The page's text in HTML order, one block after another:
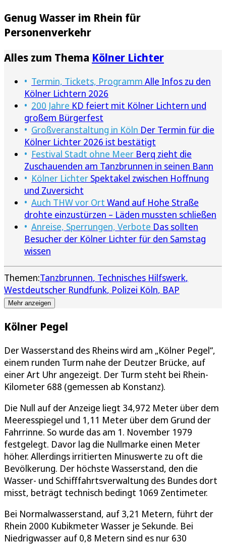
Genug Wasser im Rhein für
Personenverkehr
Alles zum Thema Kölner Lichter
Termin, Tickets, Programm Alle Infos zu den
Kölner Lichtern 2026
200 Jahre KD feiert mit Kölner Lichtern und
großem Bürgerfest
Großveranstaltung in Köln Der Termin für die
Kölner Lichter 2026 ist bestätigt
Festival Stadt ohne Meer Berq zieht die
Zuschauenden am Tanzbrunnen in seinen Bann
Kölner Lichter Spektakel zwischen Hoffnung
und Zuversicht
Auch THW vor Ort Wand auf Hohe Straße
drohte einzustürzen – Läden mussten schließen
Anreise, Sperrungen, Verbote Das sollten
Besucher der Kölner Lichter für den Samstag
wissen
Themen:Tanzbrunnen Technisches Hilfswerk
Westdeutscher Rundfunk Polizei Köln BAP
Mehr anzeigen
Kölner Pegel
Der Wasserstand des Rheins wird am „Kölner Pegel“,
einem runden Turm nahe der Deutzer Brücke, auf
einer Art Uhr angezeigt. Der Turm steht bei Rhein-
Kilometer 688 (gemessen ab Konstanz).
Die Null auf der Anzeige liegt 34,972 Meter über dem
Meeresspiegel und 1,11 Meter über dem Grund der
Fahrrinne. So wurde das am 1. November 1979
festgelegt. Davor lag die Nullmarke einen Meter
höher. Allerdings irritierten Minuswerte zu oft die
Bevölkerung. Der höchste Wasserstand, den die
Wasser- und Schifffahrtsverwaltung des Bundes dort
misst, beträgt technisch bedingt 1069 Zentimeter.
Bei Normalwasserstand, auf 3,21 Metern, führt der
Rhein 2000 Kubikmeter Wasser je Sekunde. Bei
Niedrigwasser auf 0,8 Metern sind es nur 630